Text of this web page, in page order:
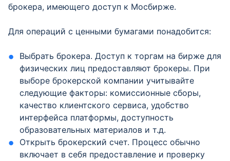
брокера, имеющего доступ к Мосбирже.
Для операций с ценными бумагами понадобится:
Выбрать брокера. Доступ к торгам на бирже для
физических лиц предоставляют брокеры. При
выборе брокерской компании учитывайте
следующие факторы: комиссионные сборы,
качество клиентского сервиса, удобство
интерфейса платформы, доступность
образовательных материалов и т.д.
Открыть брокерский счет. Процесс обычно
включает в себя предоставление и проверку